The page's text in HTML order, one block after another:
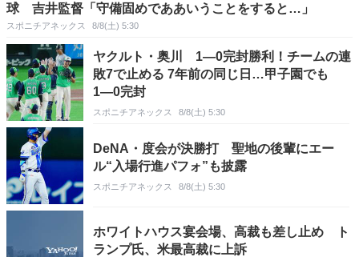
球 吉井監督「守備固めでああいうことをすると…」
スポニチアネックス 8/8(土) 5:30
ヤクルト・奥川 1―0完封勝利！チームの連
敗7で止める 7年前の同じ日…甲子園でも
1―0完封
スポニチアネックス 8/8(土) 5:30
DeNA・度会が決勝打 聖地の後輩にエー
ル“入場行進パフォ”も披露
スポニチアネックス 8/8(土) 5:30
ホワイトハウス宴会場、高裁も差し止め ト
ランプ氏、米最高裁に上訴